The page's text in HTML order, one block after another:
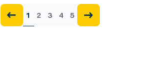
1 2 3 4 5